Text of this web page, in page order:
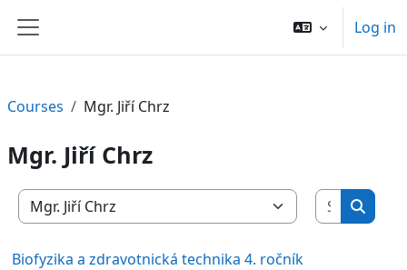
Side panel
Log in
Courses Mgr. Jiří Chrz
Mgr. Jiří Chrz
Course categories
Search
Biofyzika a zdravotnická technika 4. ročník